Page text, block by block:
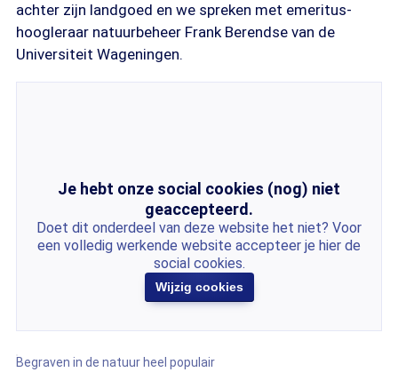
achter zijn landgoed en we spreken met emeritus-
hoogleraar natuurbeheer Frank Berendse van de
Universiteit Wageningen.
Je hebt onze social cookies (nog) niet
geaccepteerd.
Doet dit onderdeel van deze website het niet? Voor
een volledig werkende website accepteer je hier de
social cookies.
Wijzig cookies
Begraven in de natuur heel populair